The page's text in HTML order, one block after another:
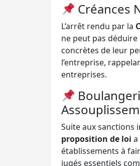
Créances
L’arrêt rendu par la
ne peut pas
concrètes de leur
l’entreprise,
entreprises.
Suite aux sanctions
proposition de loi a
établissements à
jugés essentiels